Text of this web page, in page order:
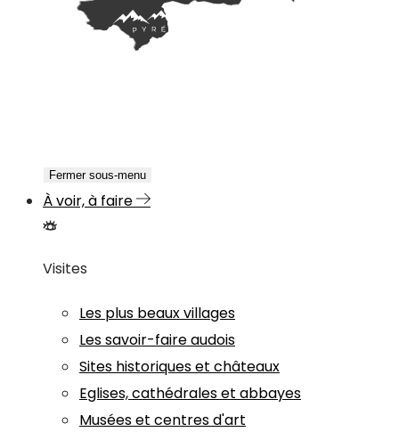
Fermer sous-menu
À voir, à faire
Visites
Les plus beaux villages
Les savoir-faire audois
Sites historiques et châteaux
Eglises, cathédrales et abbayes
Musées et centres d'art